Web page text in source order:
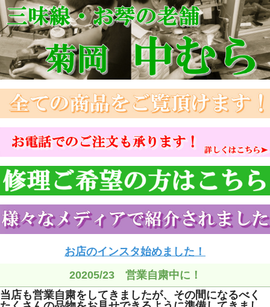
お店のインスタ始めました！
20205/23 営業自粛中に！
当店も営業自粛をしてきましたが、その間になるべく